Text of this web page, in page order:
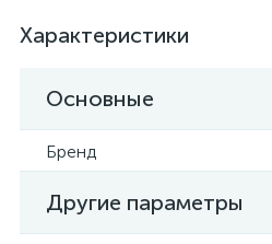
Характеристики
Основные
Бренд
Другие параметры